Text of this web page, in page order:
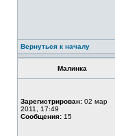
Вернуться к началу
Малинка
Зарегистрирован: 02 мар
2011, 17:49
Сообщения: 15